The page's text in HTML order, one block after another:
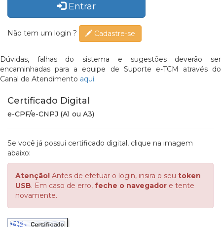
Entrar
Não tem um login ? Cadastre-se
Dúvidas, falhas do sistema e sugestões deverão ser
encaminhadas para a equipe de Suporte e-TCM através do
Canal de Atendimento aqui.
Certificado Digital
e-CPF/e-CNPJ (A1 ou A3)
Se você já possui certificado digital, clique na imagem
abaixo:
Atenção! Antes de efetuar o login, insira o seu token
USB. Em caso de erro, feche o navegador e tente
novamente.